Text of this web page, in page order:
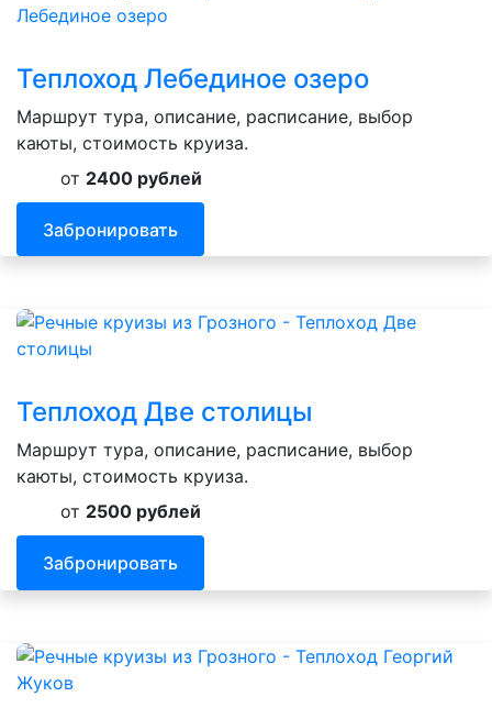
Теплоход Лебединое озеро
Маршрут тура, описание, расписание, выбор
каюты, стоимость круиза.
от 2400 рублей
Забронировать
Теплоход Две столицы
Маршрут тура, описание, расписание, выбор
каюты, стоимость круиза.
от 2500 рублей
Забронировать